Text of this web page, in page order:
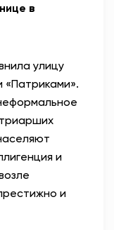
в
улицу
«Патриками».
и
и